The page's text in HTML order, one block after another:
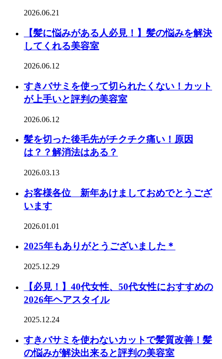
2026.06.21
【髪に悩みがある人必見！】髪の悩みを解決
してくれる美容室
2026.06.12
すきバサミを使って切られたくない！カット
が上手いと評判の美容室
2026.06.12
髪を切った後毛先がチクチク痛い！原因
は？？解消法はある？
2026.03.13
お客様各位 新年あけましておめでとうござ
います
2026.01.01
2025年もありがとうございました＊
2025.12.29
【必見！】40代女性、50代女性におすすめの
2026年ヘアスタイル
2025.12.24
すきバサミを使わないカットで髪質改善！髪
の悩みが解決出来ると評判の美容室